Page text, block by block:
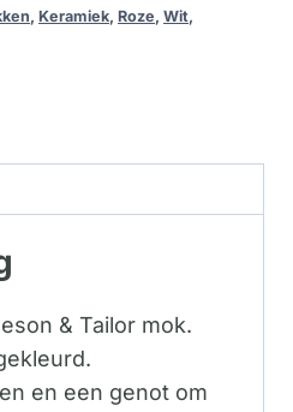
, Keramiek, Roze, Wit,
& Tailor mok.
en een genot om